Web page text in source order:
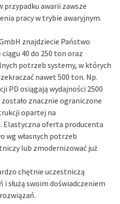
przypadku awarii zawsze
pracy w trybie awaryjnym.
znajdziecie Państwo
40 do 250 ton oraz
potrzeb systemy, w których
nawet 500 ton. Np.
PD osiągają wydajności 2500
znacznie ograniczone
opartej na
oferta producenta
wg własnych potrzeb
lub zmodernizować już
chętnie uczestniczą
służą swoim doświadczeniem